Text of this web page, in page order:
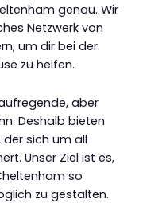
genau. Wir
Netzwerk von
um dir bei der
zu helfen.
aber
Deshalb bieten
der sich um all
Unser Ziel ist es,
so
zu gestalten.